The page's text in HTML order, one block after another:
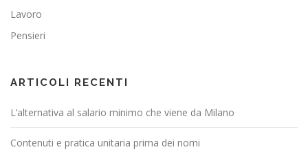
Lavoro
Pensieri
ARTICOLI RECENTI
L’alternativa al salario minimo che viene da Milano
Contenuti e pratica unitaria prima dei nomi